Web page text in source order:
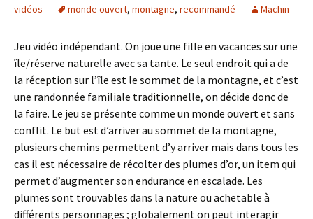
vidéos
monde ouvert, montagne, recommandé Machin
Jeu vidéo indépendant. On joue une fille en vacances sur une
île/réserve naturelle avec sa tante. Le seul endroit qui a de
la réception sur l’île est le sommet de la montagne, et c’est
une randonnée familiale traditionnelle, on décide donc de
la faire. Le jeu se présente comme un monde ouvert et sans
conflit. Le but est d’arriver au sommet de la montagne,
plusieurs chemins permettent d’y arriver mais dans tous les
cas il est nécessaire de récolter des plumes d’or, un item qui
permet d’augmenter son endurance en escalade. Les
plumes sont trouvables dans la nature ou achetable à
différents personnages ; globalement on peut interagir